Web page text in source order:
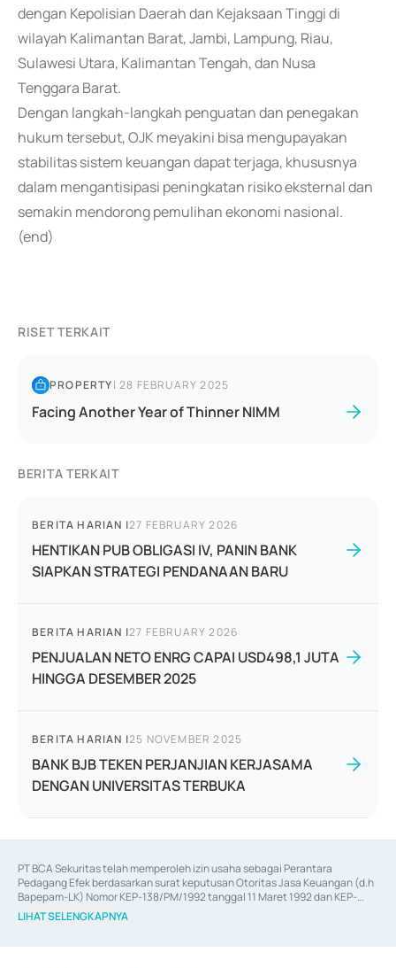
dengan Kepolisian Daerah dan Kejaksaan Tinggi di
wilayah Kalimantan Barat, Jambi, Lampung, Riau,
Sulawesi Utara, Kalimantan Tengah, dan Nusa
Tenggara Barat.
Dengan langkah-langkah penguatan dan penegakan
hukum tersebut, OJK meyakini bisa mengupayakan
stabilitas sistem keuangan dapat terjaga, khususnya
dalam mengantisipasi peningkatan risiko eksternal dan
semakin mendorong pemulihan ekonomi nasional.
(end)
RISET TERKAIT
PROPERTY|28 FEBRUARY 2025
Facing Another Year of Thinner NIMM
BERITA TERKAIT
BERITA HARIAN |27 FEBRUARY 2026
HENTIKAN PUB OBLIGASI IV, PANIN BANK
SIAPKAN STRATEGI PENDANAAN BARU
BERITA HARIAN |27 FEBRUARY 2026
PENJUALAN NETO ENRG CAPAI USD498,1 JUTA
HINGGA DESEMBER 2025
BERITA HARIAN |25 NOVEMBER 2025
BANK BJB TEKEN PERJANJIAN KERJASAMA
DENGAN UNIVERSITAS TERBUKA
PT BCA Sekuritas telah memperoleh izin usaha sebagai Perantara
Pedagang Efek berdasarkan surat keputusan Otoritas Jasa Keuangan (d.h
Bapepam-LK) Nomor KEP-138/PM/1992 tanggal 11 Maret 1992 dan KEP-
06/D.04/2014 tanggal 28 Februari 2014, izin usaha sebagai Penjamin Emisi
Efek berdasarkan surat keputusan Otoritas Jasa Keuangan Nomor KEP-
LIHAT SELENGKAPNYA